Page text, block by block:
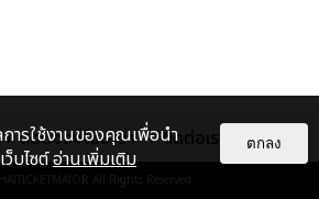
ติดต่อลงโฆษณา ติดต่อเรา
All Rights Reserved.
ารใช้งานของคุณเพื่อนำ
ว็บไซต์อ่านเพิ่มเติม
ตกลง